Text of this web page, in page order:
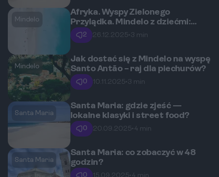
Mindelo
Afryka. Wyspy Zielonego
Przylądka. Mindelo z dziećmi:
Atrakcje dla rodzin w kulturalnej
stolicy
2 26.12.2025• 3 min
Mindelo
Jak dostać się z Mindelo na wyspę
Santo Antão – raj dla piechurów?
0 10.11.2025• 3 min
Santa Maria
Santa Maria: gdzie zjeść —
lokalne klasyki i street food?
0 20.09.2025• 4 min
Santa Maria
Santa Maria: co zobaczyć w 48
godzin?
0 15.09.2025• 4 min